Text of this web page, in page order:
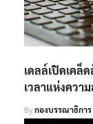
เดลล์เปิดเคล็
เวลาแห่งควา
Byกองบรรณาธิการ